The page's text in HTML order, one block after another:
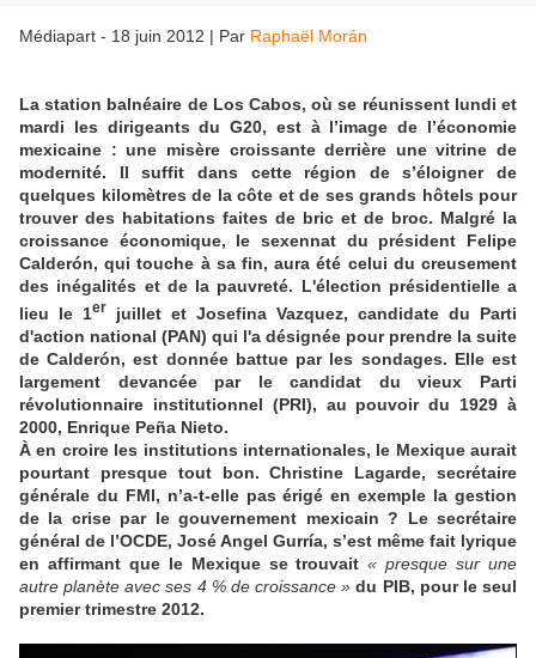
Médiapart - 18 juin 2012 | Par Raphaël Morán
La station balnéaire de Los Cabos, où se réunissent lundi et
mardi les dirigeants du G20, est à l’image de l’économie
mexicaine : une misère croissante derrière une vitrine de
modernité. Il suffit dans cette région de s’éloigner de
quelques kilomètres de la côte et de ses grands hôtels pour
trouver des habitations faites de bric et de broc. Malgré la
croissance économique, le sexennat du président Felipe
Calderón, qui touche à sa fin, aura été celui du creusement
des inégalités et de la pauvreté. L'élection présidentielle a
lieu le 1er
juillet et Josefina Vazquez, candidate du Parti
d'action national (PAN) qui l'a désignée pour prendre la suite
de Calderón, est donnée battue par les sondages. Elle est
largement devancée par le candidat du vieux Parti
révolutionnaire institutionnel (PRI), au pouvoir du 1929 à
2000, Enrique Peña Nieto.
À en croire les institutions internationales, le Mexique aurait
pourtant presque tout bon. Christine Lagarde, secrétaire
générale du FMI, n’a-t-elle pas érigé en exemple la gestion
de la crise par le gouvernement mexicain ? Le secrétaire
général de l’OCDE, José Angel Gurría, s’est même fait lyrique
en affirmant que le Mexique se trouvait « presque sur une
autre planète avec ses 4 % de croissance » du PIB, pour le seul
premier trimestre 2012.